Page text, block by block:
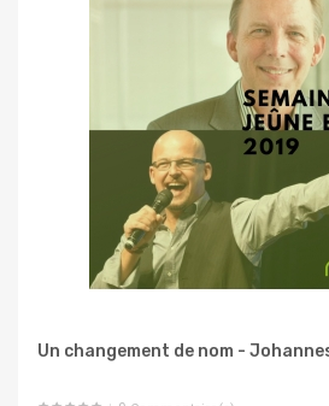
Un changement de nom -